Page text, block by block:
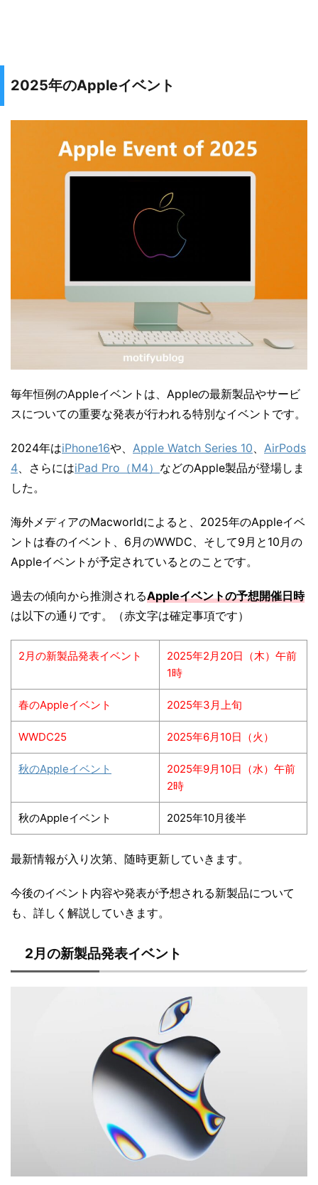
2025年のAppleイベント
毎年恒例のAppleイベントは、Appleの最新製品やサービ
スについての重要な発表が行われる特別なイベントです。
2024年はiPhone16や、 Apple Watch Series 10
AirPods
4 、さらにはiPad Pro（M4） などのApple製品が登場しま
した。
海外メディアのMacworldによると、2025年のAppleイベ
ントは春のイベント、6月のWWDC、そして9月と10月の
Appleイベントが予定されているとのことです。
過去の傾向から推測されるAppleイベントの予想開催日時
は以下の通りです。（赤文字は確定事項です）
2月の新製品発表イベント
2025年2月20日（木）午前
1時
春のAppleイベント 2025年3月上旬
WWDC25 2025年6月10日（火）
秋のAppleイベント
2025年9月10日（水）午前
2時
秋のAppleイベント 2025年10月後半
最新情報が入り次第、随時更新していきます。
今後のイベント内容や発表が予想される新製品について
も、詳しく解説していきます。
2月の新製品発表イベント